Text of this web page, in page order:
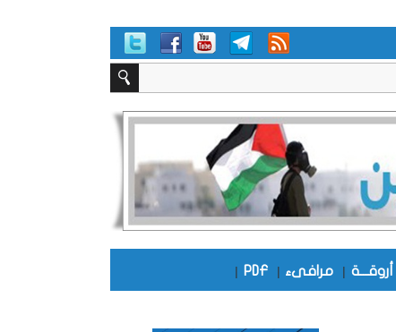
أروقـــة | مرافىء |
PDF
|